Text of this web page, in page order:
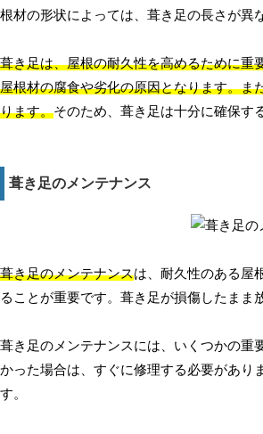
根材の形状によっては、葺き足の長さが異
葺き足は、屋根の耐久性を高めるために重
屋根材の腐食や劣化の原因となります。ま
ります。そのため、葺き足は十分に確保す
葺き足のメンテナンス
葺き足のメンテナンスは、耐久性のある屋
ることが重要です。葺き足が損傷したまま
葺き足のメンテナンスには、いくつかの重
かった場合は、すぐに修理する必要があり
す。